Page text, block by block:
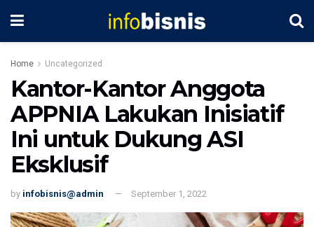
Home Uncategorized
Kantor-Kantor Anggota
APPNIA Lakukan Inisiatif
Ini untuk Dukung ASI
Eksklusif
by infobisnis@admin September 1, 2022